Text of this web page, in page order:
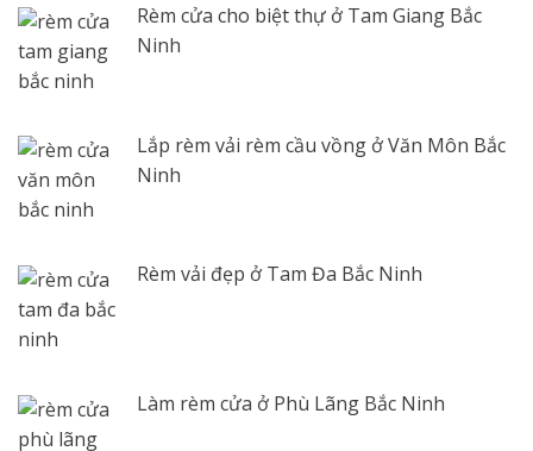
Rèm cửa cho biệt thự ở Tam Giang Bắc
Ninh
Lắp rèm vải rèm cầu vồng ở Văn Môn Bắc
Ninh
Rèm vải đẹp ở Tam Đa Bắc Ninh
Làm rèm cửa ở Phù Lãng Bắc Ninh